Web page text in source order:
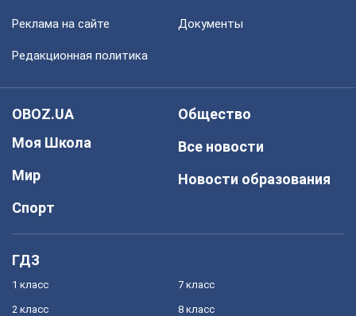
Реклама на сайте Документы
Редакционная политика
OBOZ.UA
Моя Школа
Мир
Спорт
Общество
Все новости
Новости образования
ГДЗ
1 класс
2 класс
7 класс
8 класс